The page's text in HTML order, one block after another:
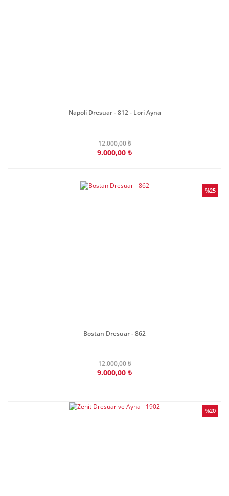
Napoli Dresuar - 812 - Lori Ayna
12.000,00 ₺
9.000,00 ₺
%25
Bostan Dresuar - 862
12.000,00 ₺
9.000,00 ₺
%20